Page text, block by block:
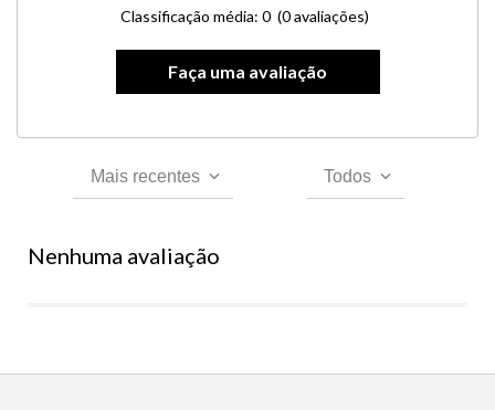
Classificação média: 0 (0 avaliações)
Mais recentes Todos
Nenhuma avaliação